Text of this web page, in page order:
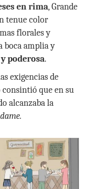
en rima, Grande
tenue color
florales y
boca amplia y
poderosa.
exigencias de
consintió que en su
alcanzaba la